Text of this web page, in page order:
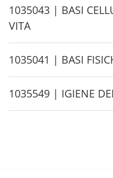
e
H
i
d
e
1035043 | BASI
VITA
H
i
d
e
1035041 | BASI
H
i
1035549 | IGIENE